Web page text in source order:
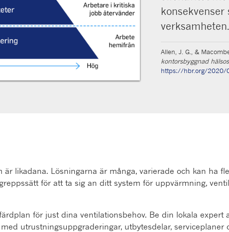
verksamheten.
Allen, J. G., &
kontorsbyggnad
https://hbr.org/2020/
likadana. Lösningarna är många, varierade och kan ha
för att ta sig an ditt system för uppvärmning,
för just dina ventilationsbehov. Be din lokala
utrustningsuppgraderingar, utbytesdelar, serviceplaner